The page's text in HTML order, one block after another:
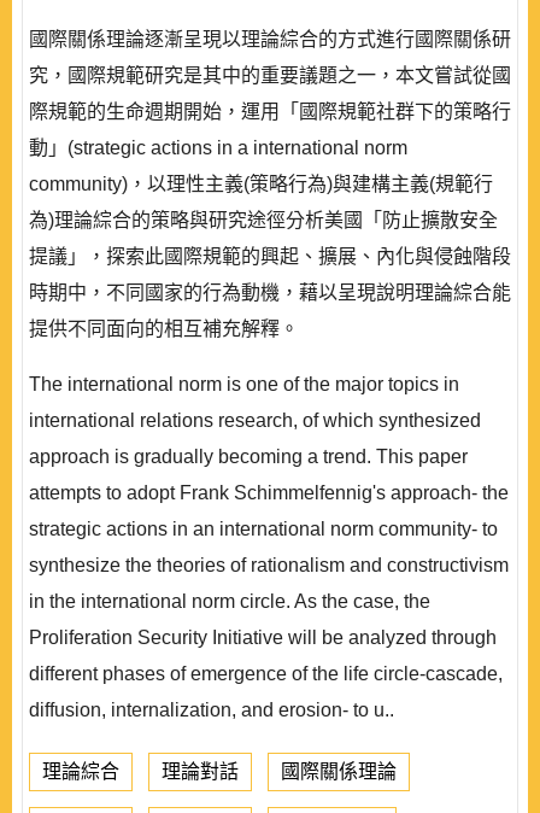
國際關係理論逐漸呈現以理論綜合的方式進行國際關係研
究，國際規範研究是其中的重要議題之一，本文嘗試從國
際規範的生命週期開始，運用「國際規範社群下的策略行
動」(strategic actions in a international norm
community)，以理性主義(策略行為)與建構主義(規範行
為)理論綜合的策略與研究途徑分析美國「防止擴散安全
提議」，探索此國際規範的興起、擴展、內化與侵蝕階段
時期中，不同國家的行為動機，藉以呈現說明理論綜合能
提供不同面向的相互補充解釋。
The international norm is one of the major topics in
international relations research, of which synthesized
approach is gradually becoming a trend. This paper
attempts to adopt Frank Schimmelfennig's approach- the
strategic actions in an international norm community- to
synthesize the theories of rationalism and constructivism
in the international norm circle. As the case, the
Proliferation Security Initiative will be analyzed through
different phases of emergence of the life circle-cascade,
diffusion, internalization, and erosion- to u..
理論綜合 理論對話 國際關係理論